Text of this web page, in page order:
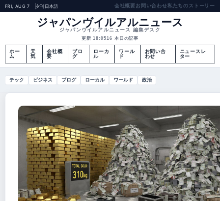
FRI, AUG 7 夕刊日本語 会社概要お問い合わせ私たちのストーリー
ジャパンヴイルアルニュース
ジャパンヴイルアルニュース 編集デスク
更新 18:0516 本日の記事
ホー
ム
天
気
会社概
要
ブロ
グ
ローカ
ル
ワール
ド
お問い合
わせ
ニュースレ
ター
テック ビジネス ブログ ローカル ワールド 政治